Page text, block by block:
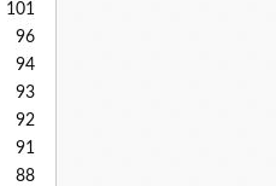
101
96
94
93
92
91
88